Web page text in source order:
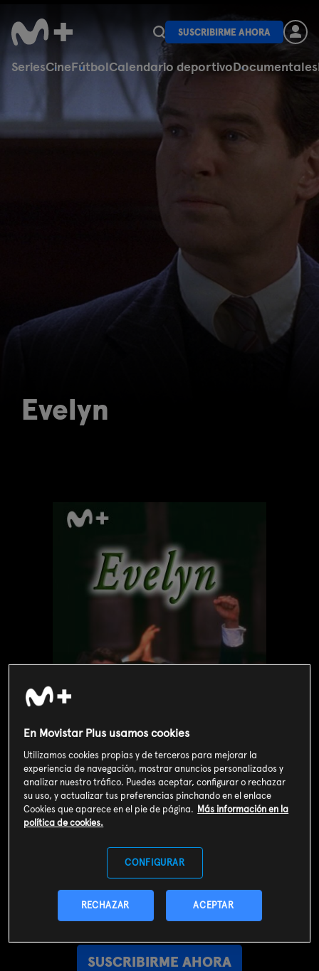
SeriesCineFútbolCalendario deportivoDocumentales
SUSCRIBIRME AHORA
Evelyn
3
SOY CLIENTE
SUSCRIBIRME AHORA
En Movistar Plus usamos cookies
Utilizamos cookies propias y de terceros para mejorar la
experiencia de navegación, mostrar anuncios personalizados y
analizar nuestro tráfico. Puedes aceptar, configurar o rechazar
su uso, y actualizar tus preferencias pinchando en el enlace
Cookies que aparece en el pie de página. Más información en la
política de cookies.
CONFIGURAR
RECHAZAR ACEPTAR